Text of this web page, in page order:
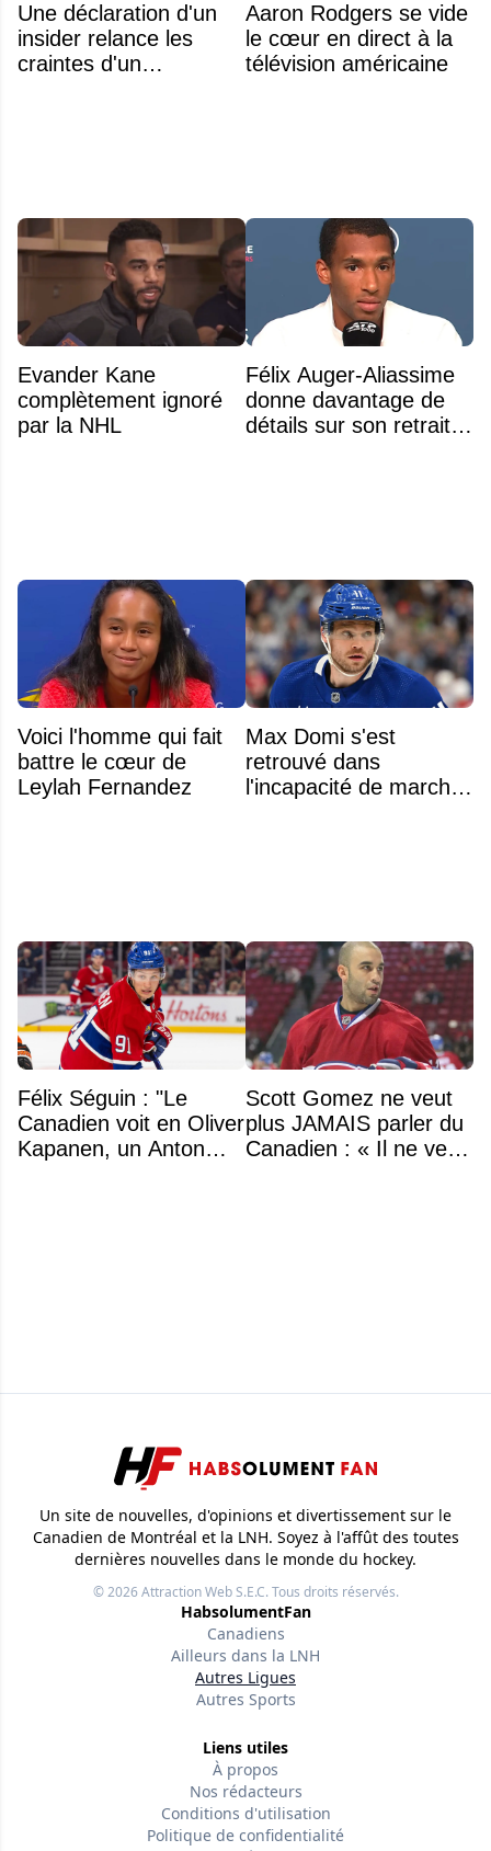
Une déclaration d'un
insider relance les
craintes d'un
Aaron Rodgers se vide
le cœur en direct à la
télévision américaine
Evander Kane
complètement ignoré
par la NHL
Félix Auger-Aliassime
donne davantage de
détails sur son retrait
Voici l'homme qui fait
battre le cœur de
Leylah Fernandez
Max Domi s'est
retrouvé dans
l'incapacité de marcher
Félix Séguin : "Le
Canadien voit en Oliver
Kapanen, un Anton
Scott Gomez ne veut
plus JAMAIS parler du
Canadien : « Il ne veut
Un site de nouvelles, d'opinions et divertissement sur le
Canadien de Montréal et la LNH. Soyez à l'affût des toutes
dernières nouvelles dans le monde du hockey.
© 2026Attraction Web S.E.C.Tous droits réservés.
HabsolumentFan
Canadiens
Ailleurs dans la LNH
Autres Ligues
Autres Sports
Liens utiles
À propos
Nos rédacteurs
Conditions d'utilisation
Politique de confidentialité